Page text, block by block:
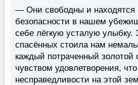
— Они свободны и находятся
безопасности в нашем
себе лёгкую усталую улыбку.
спасённых стоила нам
каждый потраченный золотой
чувством удовлетворения, что
несправедливости на этой